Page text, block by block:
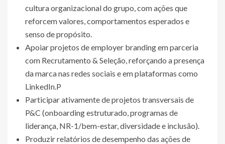
cultura organizacional do grupo, com ações que
reforcem valores, comportamentos esperados e
senso de propósito.
Apoiar projetos de employer branding em parceria
com Recrutamento & Seleção, reforçando a presença
da marca nas redes sociais e em plataformas como
LinkedIn.P
Participar ativamente de projetos transversais de
P&C (onboarding estruturado, programas de
liderança, NR-1/bem-estar, diversidade e inclusão).
Produzir relatórios de desempenho das ações de